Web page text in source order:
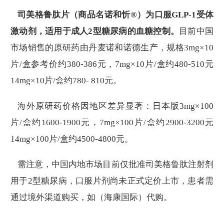
司美格鲁肽片（商品名诺和忻®）为口服GLP-1受体
激动剂，适用于成人2型糖尿病的血糖控制。
目前中国
市场销售的原研药由丹麦诺和诺德生产，规格3mg×10
片/盒参考价约380-386元，7mg×10片/盒约480-510元
14mg×10片/盒约780- 810元。
海外原研药价格因地区差异显著：日本版3mg×100
片/盒约1600-1900元，7mg×100片/盒约2900-3200元
14mg×100片/盒约4500-4800元。
需注意，中国内地市场目前仅批准司美格鲁肽注射剂
用于2型糖尿病，口服片剂尚未正式定价上市，患者需
通过境外渠道购买，如（海康国际）代购。